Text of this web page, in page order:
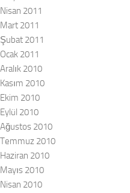
Nisan 2011
Mart 2011
Şubat 2011
Ocak 2011
Aralık 2010
Kasım 2010
Ekim 2010
Eylül 2010
Ağustos 2010
Temmuz 2010
Haziran 2010
Mayıs 2010
Nisan 2010